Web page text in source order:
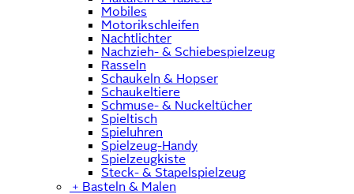
Mobiles
Motorikschleifen
Nachtlichter
Nachzieh- & Schiebespielzeug
Rasseln
Schaukeln & Hopser
Schaukeltiere
Schmuse- & Nuckeltücher
Spieltisch
Spieluhren
Spielzeug-Handy
Spielzeugkiste
Steck- & Stapelspielzeug
﹢ Basteln & Malen